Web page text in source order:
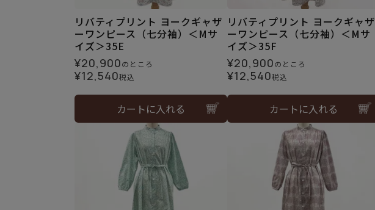
リバティプリント ヨークギャザ
ーワンピース（七分袖）＜Mサ
イズ＞35E
¥20,900のところ
¥12,540税込
カートに入れる
リバティプリント ヨークギャザ
ーワンピース（七分袖）＜Mサ
イズ＞35F
¥20,900のところ
¥12,540税込
カートに入れる